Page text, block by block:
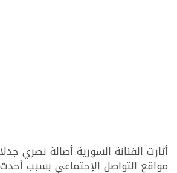
أثارت الفنانة السورية أصالة نصري
مواقع التواصل الإجتماعي بسبب